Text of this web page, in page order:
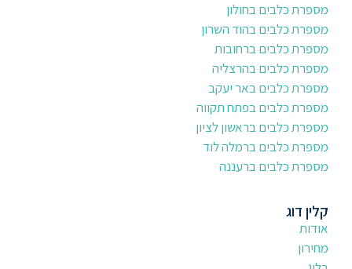
מספרת כלבים בחולון
מספרת כלבים בהוד השרון
מספרת כלבים ברחובות
מספרת כלבים בהרצליה
מספרת כלבים באר יעקב
מספרת כלבים בפתח תקווה
מספרת כלבים בראשון לציון
מספרת כלבים ברמלה לוד
מספרת כלבים ברעננה
קלין דוג
אודות
מחירון